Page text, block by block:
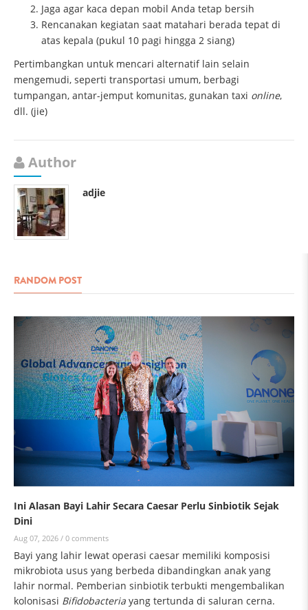
Jaga agar kaca depan mobil Anda tetap bersih
Rencanakan kegiatan saat matahari berada tepat di
atas kepala (pukul 10 pagi hingga 2 siang)
Pertimbangkan untuk mencari alternatif lain selain
mengemudi, seperti transportasi umum, berbagi
tumpangan, antar-jemput komunitas, gunakan taxi online,
dll. (jie)
Author
adjie
RANDOM POST
Ini Alasan Bayi Lahir Secara Caesar Perlu Sinbiotik Sejak
Dini
Aug 07, 2026 / 0 comments
Bayi yang lahir lewat operasi caesar memiliki komposisi
mikrobiota usus yang berbeda dibandingkan anak yang
lahir normal. Pemberian sinbiotik terbukti mengembalikan
kolonisasi Bifidobacteria yang tertunda di saluran cerna.